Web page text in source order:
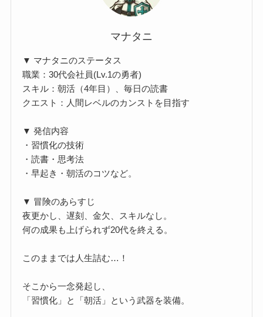
マナタニ
▼ マナタニのステータス
職業：30代会社員(Lv.1の勇者)
スキル：朝活（4年目）、毎日の読書
クエスト：人間レベルのカンストを目指す
▼ 発信内容
・習慣化の技術
・読書・思考法
・早起き・朝活のコツなど。
▼ 冒険のあらすじ
夜更かし、遅刻、金欠、スキルなし。
何の成果も上げられず20代を終える。
このままでは人生詰む…！
そこから一念発起し、
「習慣化」と「朝活」という武器を装備。